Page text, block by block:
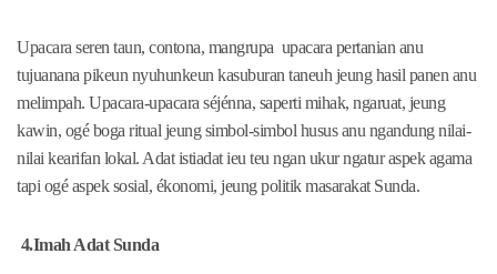
Upacara seren taun, contona, mangrupa upacara pertanian anu
tujuanana pikeun nyuhunkeun kasuburan taneuh jeung hasil panen anu
melimpah. Upacara-upacara séjénna, saperti mihak, ngaruat, jeung
kawin, ogé boga ritual jeung simbol-simbol husus anu ngandung nilai-
nilai kearifan lokal. Adat istiadat ieu teu ngan ukur ngatur aspek agama
tapi ogé aspek sosial, ékonomi, jeung politik masarakat Sunda.
4.Imah Adat Sunda